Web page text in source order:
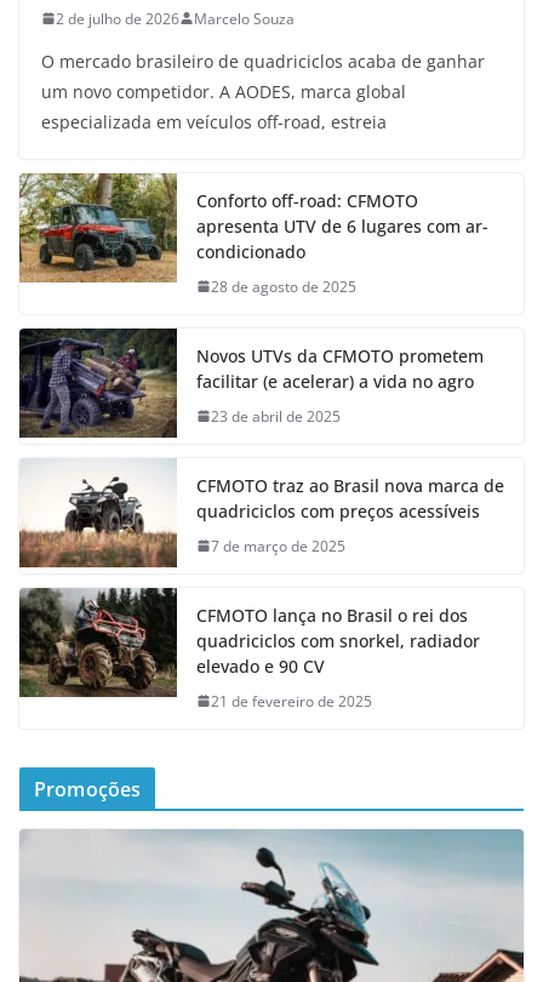
2 de julho de 2026 Marcelo Souza
O mercado brasileiro de quadriciclos acaba de ganhar
um novo competidor. A AODES, marca global
especializada em veículos off-road, estreia
Conforto off-road: CFMOTO
apresenta UTV de 6 lugares com ar-
condicionado
28 de agosto de 2025
Novos UTVs da CFMOTO prometem
facilitar (e acelerar) a vida no agro
23 de abril de 2025
CFMOTO traz ao Brasil nova marca de
quadriciclos com preços acessíveis
7 de março de 2025
CFMOTO lança no Brasil o rei dos
quadriciclos com snorkel, radiador
elevado e 90 CV
21 de fevereiro de 2025
Promoções